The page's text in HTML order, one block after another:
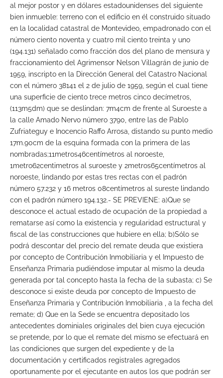
al mejor postor y en dólares estadounidenses del siguiente
bien inmueble: terreno con el edificio en él construido situado
en la localidad catastral de Montevideo, empadronado con el
número ciento noventa y cuatro mil ciento treinta y uno
(194.131) señalado como fracción dos del plano de mensura y
fraccionamiento del Agrimensor Nelson Villagrán de junio de
1959, inscripto en la Dirección General del Catastro Nacional
con el número 38141 el 2 de julio de 1959, según el cual tiene
una superficie de ciento trece metros cinco decímetros,
(113m5dm) que se deslindan: 7m4cm de frente al Suroeste a
la calle Amado Nervo número 3790, entre las de Pablo
Zufriateguy e Inocencio Raffo Arrosa, distando su punto medio
17m.90cm de la esquina formada con la primera de las
nombradas;11metros46centímetros al noroeste,
1metro62centimetros al suroeste y 2metros65centímetros al
noroeste, lindando por estas tres rectas con el padrón
número 57.232 y 16 metros 08centímetros al sureste lindando
con el padrón número 194.132.- SE PREVIENE: a)Que se
desconoce el actual estado de ocupación de la propiedad a
rematarse así como la existencia y regularidad estructural y
fiscal de las construcciones que hubiere en ella; b)Sólo se
podrá descontar del precio del remate deuda que existiera
por concepto de Contribución Inmobiliaria y el Impuesto de
Enseñanza Primaria pudiéndose imputar al mismo la deuda
generada por tal concepto hasta la fecha de la subasta; c) Se
desconoce si existe deuda por concepto de Impuesto de
Enseñanza Primaria y Contribución Inmobiliaria , a la fecha del
remate; d) Que en la Sede se encuentra depositado los
antecedentes dominiales originales del bien cuya ejecución
se pretende, por lo que el remate del mismo se efectuará en
las condiciones que surgen del expediente y de la
documentación y certificados registrales agregados
oportunamente por el ejecutante en autos los que podrán ser